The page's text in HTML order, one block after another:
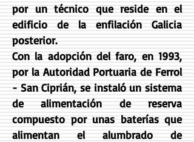
por un técnico que reside en el
edificio de la enfilación Galicia
posterior.
Con la adopción del faro, en 1993,
por la Autoridad Portuaria de Ferrol
- San Ciprián, se instaló un sistema
de alimentación de reserva
compuesto por unas baterías que
alimentan el alumbrado de